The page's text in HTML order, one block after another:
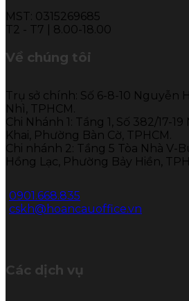
MST: 0315269685
T2 - T7 | 8.00-18.00
Về chúng tôi
Trụ sở chính: Số 6-8-10 Nguyễn
Nhì, TPHCM.
Chi Nhánh 1: Tầng 1, Số 382/17-
Khai, Phường Bàn Cờ, TPHCM.
Chi nhánh 2: Tầng 5 Tòa Nhà V-
Hồng Lạc, Phường Bảy Hiền,
0901.668.835
cskh@hoancauoffice.vn
Các dịch vụ